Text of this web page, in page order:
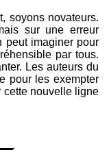
soyons novateurs.
sur une erreur
peut imaginer pour
par tous.
Les auteurs du
pour les exempter
cette nouvelle ligne